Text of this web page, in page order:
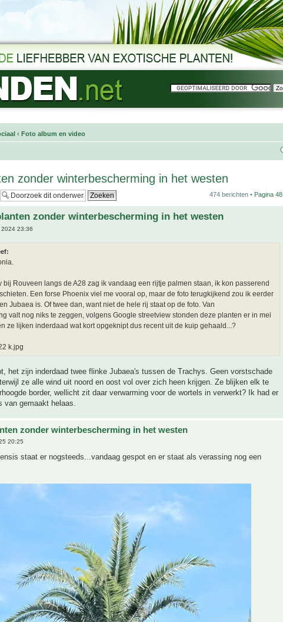
‹ Foto album en video
zonder winterbescherming in het westen
474 berichten • Pagina 48
zonder winterbescherming in het westen
23:36
bij Rouveen langs de A28 zag ik vandaag een rijtje palmen staan, ik kon passerend
Een forse Phoenix viel me vooral op, maar de foto terugkijkend zou ik eerder
Jubaea is. Of twee dan, want niet de hele rij staat op de foto. Van
valt nog niks te zeggen, volgens Google streetview stonden deze planten er in mei
ze lijken inderdaad wat kort opgeknipt dus recent uit de kuip gehaald...?
k.jpg
het zijn inderdaad twee flinke Jubaea's tussen de Trachys. Geen vorstschade
ze alle wind uit noord en oost vol over zich heen krijgen. Ze blijken elk te
border, wellicht zit daar verwarming voor de wortels in verwerkt? Ik had er
van gemaakt helaas.
zonder winterbescherming in het westen
20:25
staat er nogsteeds...vandaag gespot en er staat als verassing nog een